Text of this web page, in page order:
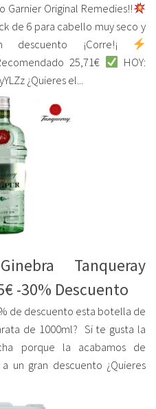
Garnier Original Remedies!!
de 6 para cabello muy seco y
¡Corre!¡
25,71€
HOY:
¿Quieres el...
Tanqueray
-30% Descuento
de descuento esta botella de
de 1000ml? Si te gusta la
porque la acabamos de
un gran descuento ¿Quieres